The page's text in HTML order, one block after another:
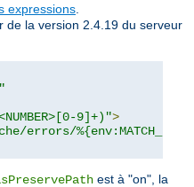
expressions
de la version 2.4.19 du serveur
9]+)">
errors/
est à "on", la